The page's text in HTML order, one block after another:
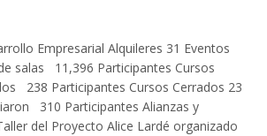
Empresarial Alquileres 31 Eventos
salas 11,396 Participantes Cursos
238 Participantes Cursos Cerrados 23
310 Participantes Alianzas y
del Proyecto Alice Lardé organizado